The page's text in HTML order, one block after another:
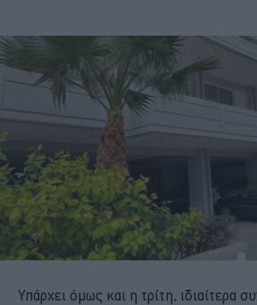
Υπάρχει όμως και η τρίτη, ιδιαίτερα